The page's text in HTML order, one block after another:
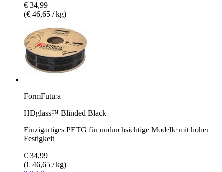
€ 34,99
(€ 46,65 / kg)
FormFutura
HDglass™ Blinded Black
Einzigartiges PETG für undurchsichtige Modelle mit hoher
Festigkeit
€ 34,99
(€ 46,65 / kg)